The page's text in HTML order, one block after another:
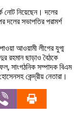
নোট নিয়েছেন। দলের
দলের সভাপতির পরামর্শ
আওয়ামী লীগের যুগ্ম
রহমান ছাড়াও বৈঠকে
সাংগঠনিক সম্পাদক বিএম
কেন্দ্রীয় নেতারা।